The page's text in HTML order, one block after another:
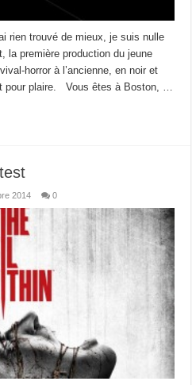
rien trouvé de mieux, je suis nulle
première production du jeune
horror à l’ancienne, en noir et
pour plaire. Vous êtes à Boston, …
2014 0